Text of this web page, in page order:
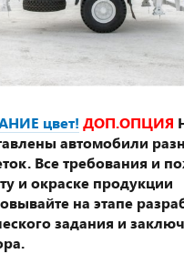
цвет! ДОП.ОПЦИЯ
автомобили
Все требования и
и окраске продукции
на этапе
задания и